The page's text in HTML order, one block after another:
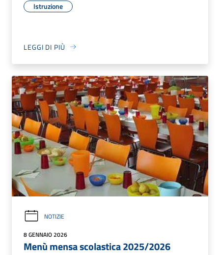
Istruzione
LEGGI DI PIÙ
NOTIZIE
8 GENNAIO 2026
Menù mensa scolastica 2025/2026